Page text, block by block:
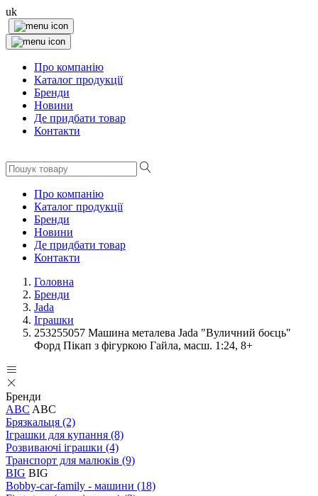
uk
Про компанію
Каталог продукції
Бренди
Новини
Де придбати товар
Контакти
Про компанію
Каталог продукції
Бренди
Новини
Де придбати товар
Контакти
Головна
Бренди
Jada
Іграшки
253255057 Машина металева Jada "Вуличний боєць"
Форд Пікап з фігуркою Гайла, масш. 1:24, 8+
Бренди
ABC ABC
Брязкальця (2)
Іграшки для купання (8)
Розвиваючі іграшки (4)
Транспорт для малюків (9)
BIG BIG
Bobby-car-family - машини (18)